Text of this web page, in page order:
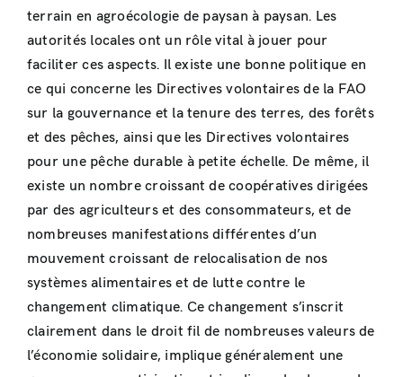
terrain en agroécologie de paysan à paysan. Les
autorités locales ont un rôle vital à jouer pour
faciliter ces aspects. Il existe une bonne politique en
ce qui concerne les Directives volontaires de la FAO
sur la gouvernance et la tenure des terres, des forêts
et des pêches, ainsi que les Directives volontaires
pour une pêche durable à petite échelle. De même, il
existe un nombre croissant de coopératives dirigées
par des agriculteurs et des consommateurs, et de
nombreuses manifestations différentes d’un
mouvement croissant de relocalisation de nos
systèmes alimentaires et de lutte contre le
changement climatique. Ce changement s’inscrit
clairement dans le droit fil de nombreuses valeurs de
l’économie solidaire, implique généralement une